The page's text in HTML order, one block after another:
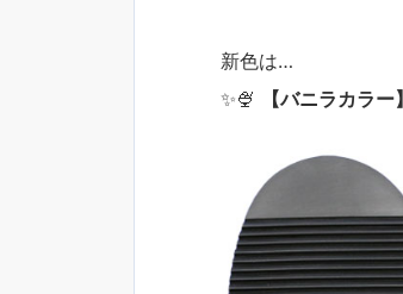
新色は…
✨🍨
【バニラカラー】